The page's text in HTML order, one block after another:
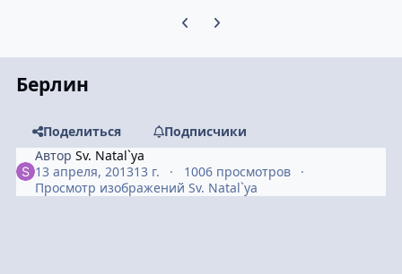
Предыдущий слайд карусели
Следующий слайд карусели
Берлин
Поделиться
Подписчики
АвторSv. Natal`ya
13 апреля, 201313 г.
1006 просмотров
Просмотр изображений Sv. Natal`ya